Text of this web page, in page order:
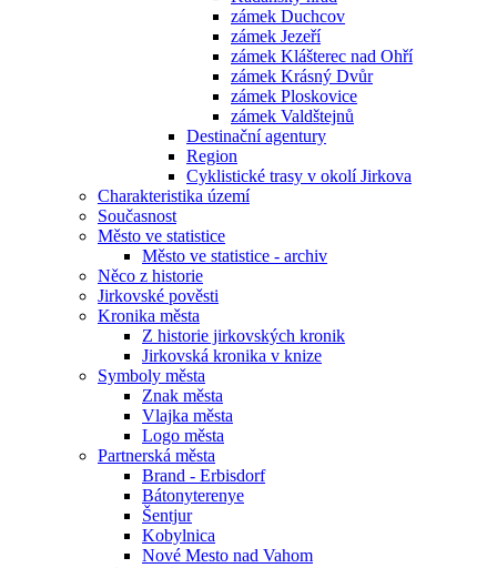
zámek Duchcov
zámek Jezeří
zámek Klášterec nad Ohří
zámek Krásný Dvůr
zámek Ploskovice
zámek Valdštejnů
Destinační agentury
Region
Cyklistické trasy v okolí Jirkova
Charakteristika území
Současnost
Město ve statistice
Město ve statistice - archiv
Něco z historie
Jirkovské pověsti
Kronika města
Z historie jirkovských kronik
Jirkovská kronika v knize
Symboly města
Znak města
Vlajka města
Logo města
Partnerská města
Brand - Erbisdorf
Bátonyterenye
Šentjur
Kobylnica
Nové Mesto nad Vahom